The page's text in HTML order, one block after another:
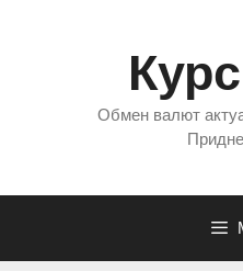
Обмен валют